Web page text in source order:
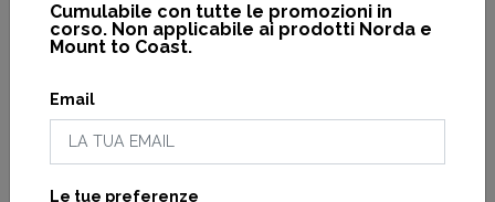
Cumulabile con tutte le promozioni in
corso. Non applicabile ai prodotti Norda e
Mount to Coast.
Email
Le tue preferenze